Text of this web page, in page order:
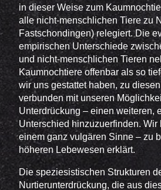
in dieser Weise zum
alle nicht-menschlichen Tiere zu
Fastschondingen) relegiert. Die
empirischen Unterschiede
und nicht-menschlichen Tieren
Kaumnochtiere offenbar als so
wir uns gestattet haben, zu
verbunden mit unseren
Unterdrückung – einen weiteren,
Unterschied hinzuzuerfinden. Wir
einem ganz vulgären Sinne – zu
höheren Lebewesen erklärt.
Die speziesistischen Strukturen
Nurtierunterdrückung, die aus